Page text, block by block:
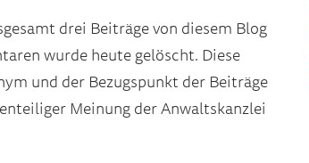
drei Beiträge von diesem Blog
wurde heute gelöscht. Diese
und der Bezugspunkt der Beiträge
Meinung der Anwaltskanzlei